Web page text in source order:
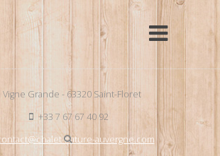
Vigne Grande - 63320 Saint-Floret
+33 7 67 67 40 92
nature-auvergne.com